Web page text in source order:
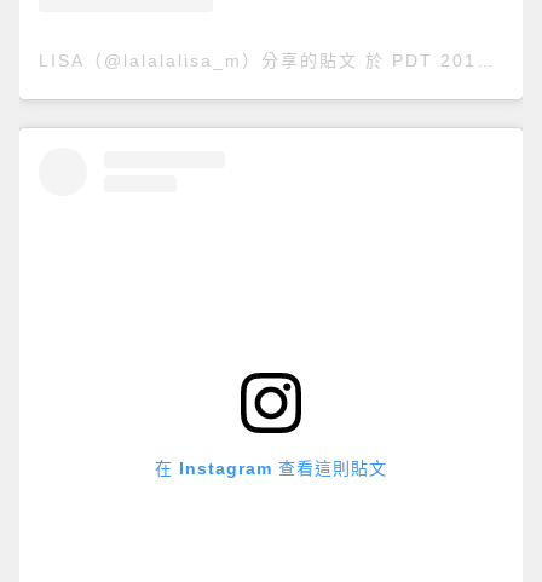
LISA（@lalalalisa_m）分享的貼文 於 PDT 2019 年 7月 月 24 日 下午 4:40
在 Instagram 查看這則貼文